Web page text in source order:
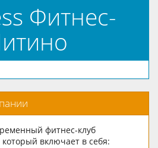
Фитнес-
фитнес-клуб
включает в себя: